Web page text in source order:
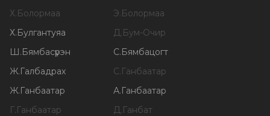
Х.Болормаа Э.Болормаа
Х.Булгантуяа Д.Бум-Очир
Ш.Бямбасүрэн С.Бямбацогт
Ж.Галбадрах С.Ганбаатар
Ж.Ганбаатар А.Ганбаатар
Г.Ганбаатар Д.Ганбат